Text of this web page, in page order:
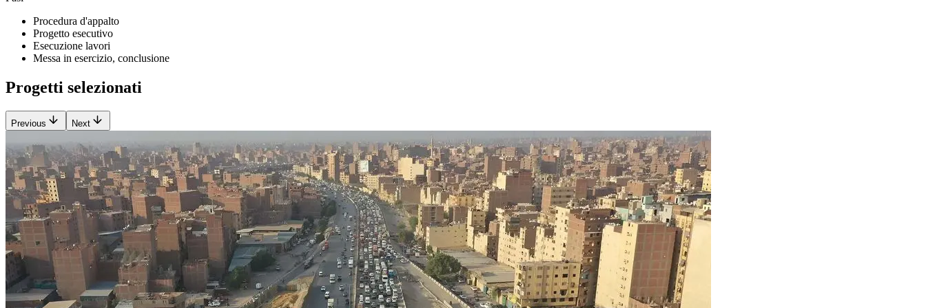
Procedura d'appalto
Progetto esecutivo
Esecuzione lavori
Messa in esercizio, conclusione
Progetti selezionati
Previous Next